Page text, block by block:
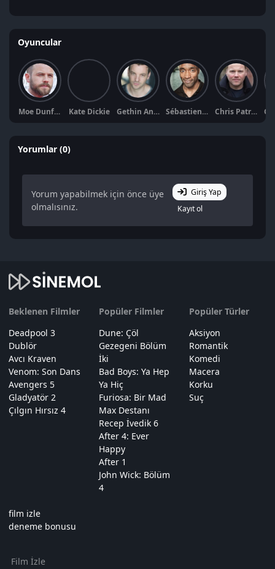
Oyuncular
Moe Dunford Kate Dickie Gethin Anthony Sébastien Foucan Chris Patrick-Simpson
Yorumlar (0)
Yorum yapabilmek için önce üye
olmalısınız.
Giriş Yap
Kayıt ol
Beklenen Filmler
Deadpool 3
Dublör
Avcı Kraven
Venom: Son Dans
Avengers 5
Gladyatör 2
Çılgın Hırsız 4
Popüler Filmler
Dune: Çöl
Gezegeni Bölüm
İki
Bad Boys: Ya Hep
Ya Hiç
Furiosa: Bir Mad
Max Destanı
Recep İvedik 6
After 4: Ever
Happy
After 1
John Wick: Bölüm
4
Popüler Türler
Aksiyon
Romantik
Komedi
Macera
Korku
Suç
film izle
deneme bonusu
Film İzle